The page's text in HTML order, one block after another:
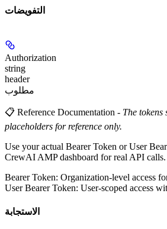
التفويضات
Authorization
string
header
مطلوب
📋 Reference Documentation - The tokens
placeholders for reference only.
Use your actual Bearer Token or User
CrewAI AMP dashboard for real API calls.
Bearer Token: Organization-level access
User Bearer Token: User-scoped access
الاستجابة